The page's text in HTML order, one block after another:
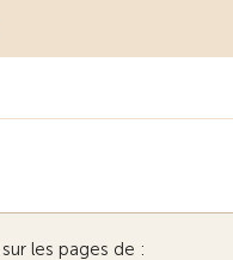
les pages de :